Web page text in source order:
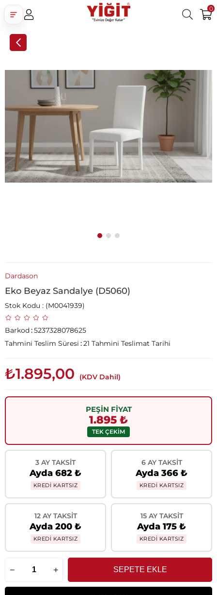
0
Dardason
Eko Beyaz Sandalye (D5060)
Stok Kodu (M0041939)
Barkod:5237328078625
Tahmini Teslim Süresi :21 Tahmini Teslimat Tarihi
₺1.895,00 (KDV Dahil)
PEŞİN FİYAT
1.895 ₺
TEK ÇEKİM
3 AY TAKSIT
Ayda 682 ₺
KREDİ KARTSIZ
6 AY TAKSIT
Ayda 366 ₺
KREDİ KARTSIZ
12 AY TAKSIT
Ayda 200 ₺
KREDİ KARTSIZ
15 AY TAKSIT
Ayda 175 ₺
KREDİ KARTSIZ